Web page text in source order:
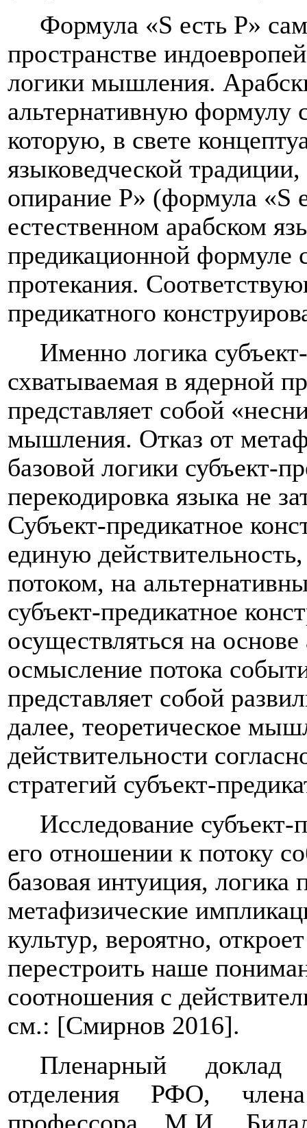
Формула «S есть P»
пространстве
логики мышления.
альтернативную формулу
которую, в свете
языковедческой
опирание P» (формула «S
естественном арабском
предикационной формуле
протекания.
предикатного
Именно логика
схватываемая в ядерной
представляет собой
мышления. Отказ от
базовой логики субъект-
перекодировка языка не
Субъект-предикатное
единую
потоком, на
субъект-предикатное
осуществляться на
осмысление потока
представляет собой
далее, теоретическое
действительности
стратегий субъект-
Исследование субъект-
его отношении к потоку
базовая интуиция, логика
метафизические
культур, вероятно,
перестроить наше
соотношения с
см.: [Смирнов 2016].
Пленарный доклад
отделения РФО,